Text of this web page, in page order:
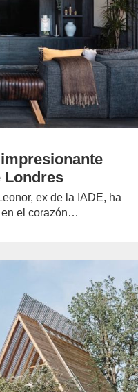
Londres
ex de la IADE, ha
en el corazón…